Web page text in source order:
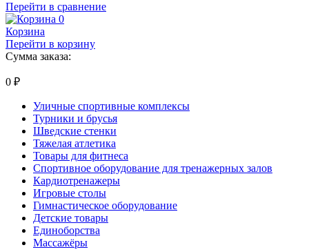
Перейти в сравнение
0
Корзина
Перейти в корзину
Сумма заказа:
0 ₽
Уличные спортивные комплексы
Турники и брусья
Шведские стенки
Тяжелая атлетика
Товары для фитнеса
Спортивное оборудование для тренажерных залов
Кардиотренажеры
Игровые столы
Гимнастическое оборудование
Детские товары
Единоборства
Массажёры